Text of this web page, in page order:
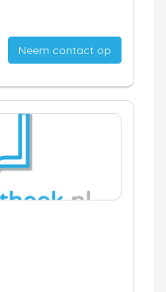
Neem contact op